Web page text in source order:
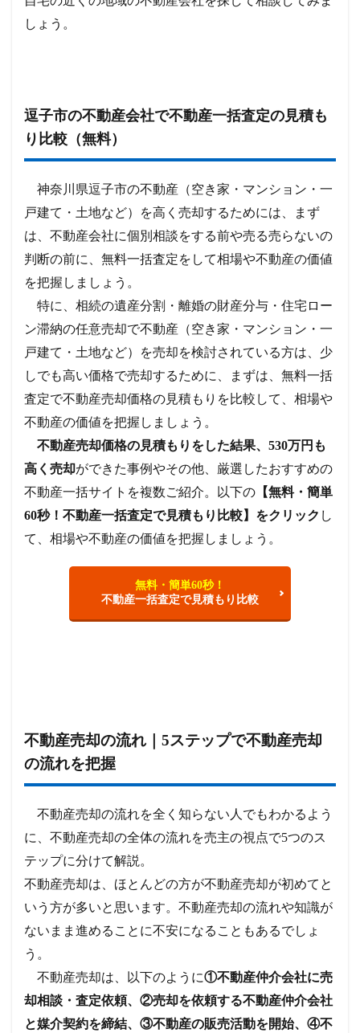
しょう。
逗子市の不動産会社で不動産一括査定の見積も
り比較（無料）
神奈川県逗子市の不動産（空き家・マンション・一
戸建て・土地など）を高く売却するためには、まず
は、不動産会社に個別相談をする前や売る売らないの
判断の前に、無料一括査定をして相場や不動産の価値
を把握しましょう。
特に、相続の遺産分割・離婚の財産分与・住宅ロー
ン滞納の任意売却で不動産（空き家・マンション・一
戸建て・土地など）を売却を検討されている方は、少
しでも高い価格で売却するために、まずは、無料一括
査定で不動産売却価格の見積もりを比較して、相場や
不動産の価値を把握しましょう。
不動産売却価格の見積もりをした結果、530万円も
高く売却ができた事例やその他、厳選したおすすめの
不動産一括サイトを複数ご紹介。以下の 【無料・簡単
60秒！不動産一括査定で見積もり比較】をクリック し
て、相場や不動産の価値を把握しましょう。
無料・簡単60秒！
不動産一括査定で見積もり比較
不動産売却の流れ｜5ステップで不動産売却
の流れを把握
不動産売却の流れを全く知らない人でもわかるよう
に、不動産売却の全体の流れを売主の視点で5つのス
テップに分けて解説。
不動産売却は、ほとんどの方が不動産売却が初めてと
いう方が多いと思います。不動産売却の流れや知識が
ないまま進めることに不安になることもあるでしょ
う。
不動産売却は、以下のように①不動産仲介会社に売
却相談・査定依頼、②売却を依頼する不動産仲介会社
と媒介契約を締結、③不動産の販売活動を開始、④不